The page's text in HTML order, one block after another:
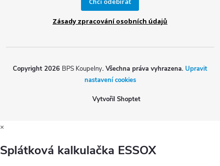
Zásady zpracování osobních údajů
Vytvořil Shoptet
Copyright 2026 BPS Koupelny. Všechna práva vyhrazena. Upravit
nastavení cookies
×
Splátková kalkulačka ESSOX